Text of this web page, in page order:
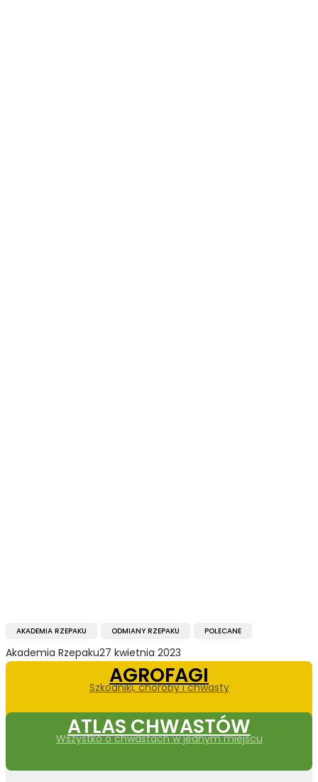
AKADEMIA RZEPAKU ODMIANY RZEPAKU POLECANE
Akademia Rzepaku27 kwietnia 2023
AGROFAGI
Szkodniki, choroby i chwasty
ATLAS CHWASTÓW
Wszystko o chwastach w jednym miejscu